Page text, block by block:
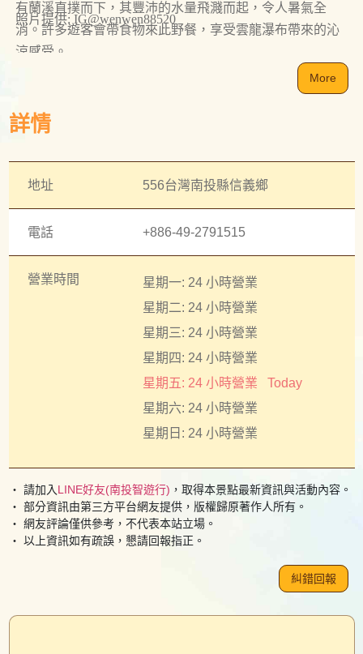
有蘭溪直撲而下，其豐沛的水量飛濺而起，令人暑氣全
消。許多遊客會帶食物來此野餐，享受雲龍瀑布帶來的沁
涼感受。
照片提供: IG@wenwen88520
More
詳情
地址 556台灣南投縣信義鄉
電話 +886-49-2791515
營業時間
星期一: 24 小時營業
星期二: 24 小時營業
星期三: 24 小時營業
星期四: 24 小時營業
星期五: 24 小時營業
Today
星期六: 24 小時營業
星期日: 24 小時營業
・ 請加入LINE好友(南投智遊行) ，取得本景點最新資訊與活動內容。
・ 部分資訊由第三方平台網友提供，版權歸原著作人所有。
・ 網友評論僅供參考，不代表本站立場。
・ 以上資訊如有疏誤，懇請回報指正。
糾錯回報